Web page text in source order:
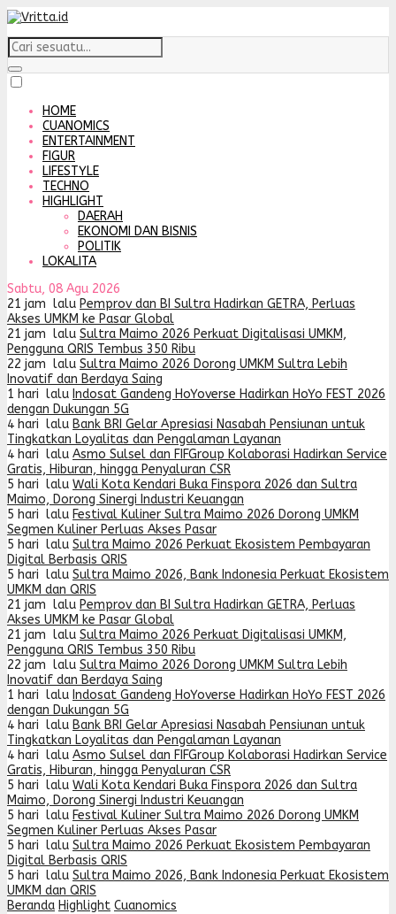
HOME
CUANOMICS
ENTERTAINMENT
FIGUR
LIFESTYLE
TECHNO
HIGHLIGHT
DAERAH
EKONOMI DAN BISNIS
POLITIK
LOKALITA
Sabtu, 08 Agu 2026
21 jam lalu Pemprov dan BI Sultra Hadirkan GETRA, Perluas
Akses UMKM ke Pasar Global
21 jam lalu Sultra Maimo 2026 Perkuat Digitalisasi UMKM,
Pengguna QRIS Tembus 350 Ribu
22 jam lalu Sultra Maimo 2026 Dorong UMKM Sultra Lebih
Inovatif dan Berdaya Saing
1 hari lalu Indosat Gandeng HoYoverse Hadirkan HoYo FEST 2026
dengan Dukungan 5G
4 hari lalu Bank BRI Gelar Apresiasi Nasabah Pensiunan untuk
Tingkatkan Loyalitas dan Pengalaman Layanan
4 hari lalu Asmo Sulsel dan FIFGroup Kolaborasi Hadirkan Service
Gratis, Hiburan, hingga Penyaluran CSR
5 hari lalu Wali Kota Kendari Buka Finspora 2026 dan Sultra
Maimo, Dorong Sinergi Industri Keuangan
5 hari lalu Festival Kuliner Sultra Maimo 2026 Dorong UMKM
Segmen Kuliner Perluas Akses Pasar
5 hari lalu Sultra Maimo 2026 Perkuat Ekosistem Pembayaran
Digital Berbasis QRIS
5 hari lalu Sultra Maimo 2026, Bank Indonesia Perkuat Ekosistem
UMKM dan QRIS
21 jam lalu Pemprov dan BI Sultra Hadirkan GETRA, Perluas
Akses UMKM ke Pasar Global
21 jam lalu Sultra Maimo 2026 Perkuat Digitalisasi UMKM,
Pengguna QRIS Tembus 350 Ribu
22 jam lalu Sultra Maimo 2026 Dorong UMKM Sultra Lebih
Inovatif dan Berdaya Saing
1 hari lalu Indosat Gandeng HoYoverse Hadirkan HoYo FEST 2026
dengan Dukungan 5G
4 hari lalu Bank BRI Gelar Apresiasi Nasabah Pensiunan untuk
Tingkatkan Loyalitas dan Pengalaman Layanan
4 hari lalu Asmo Sulsel dan FIFGroup Kolaborasi Hadirkan Service
Gratis, Hiburan, hingga Penyaluran CSR
5 hari lalu Wali Kota Kendari Buka Finspora 2026 dan Sultra
Maimo, Dorong Sinergi Industri Keuangan
5 hari lalu Festival Kuliner Sultra Maimo 2026 Dorong UMKM
Segmen Kuliner Perluas Akses Pasar
5 hari lalu Sultra Maimo 2026 Perkuat Ekosistem Pembayaran
Digital Berbasis QRIS
5 hari lalu Sultra Maimo 2026, Bank Indonesia Perkuat Ekosistem
UMKM dan QRIS
Beranda Highlight Cuanomics